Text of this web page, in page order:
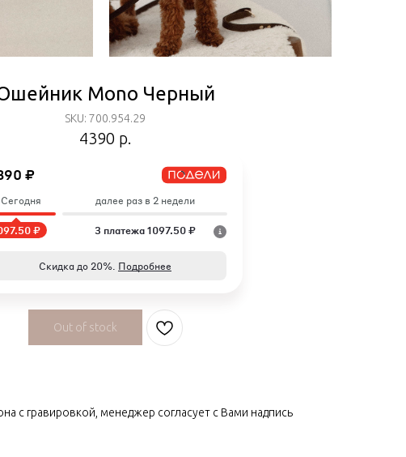
Mono Черный
SKU: 700.954.29
4390 р.
₽
Сегодня
₽
далее раз в 2 недели
3 платежа 1097.50 ₽
Скидка до 20%. Подробнее
Out of stock
с гравировкой, менеджер согласует с Вами надпись